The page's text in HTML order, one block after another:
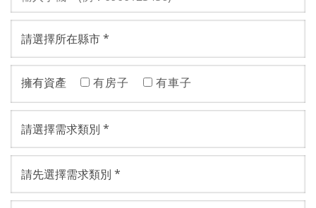
擁有資產 有房子 有車子